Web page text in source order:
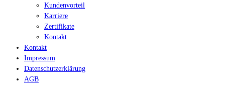
Kundenvorteil
Karriere
Zertifikate
Kontakt
Kontakt
Impressum
Datenschutzerklärung
AGB